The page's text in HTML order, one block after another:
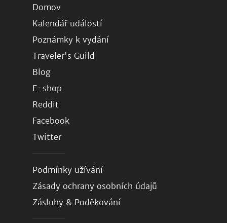
Domov
Kalendář událostí
Poznámky k vydání
Traveler's Guild
Blog
E-shop
Reddit
Facebook
Twitter
Podmínky užívání
Zásady ochrany osobních údajů
Zásluhy & Poděkování